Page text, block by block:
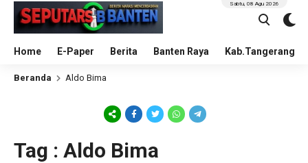
Home E-Paper Berita Banten Raya Kab.Tangerang
Sabtu, 08 Agu 2026
Beranda Aldo Bima
Tag : Aldo Bima